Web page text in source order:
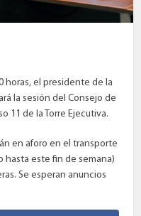
horas, el presidente de la
la sesión del Consejo de
11 de la Torre Ejecutiva.
en aforo en el transporte
hasta este fin de semana)
Se esperan anuncios